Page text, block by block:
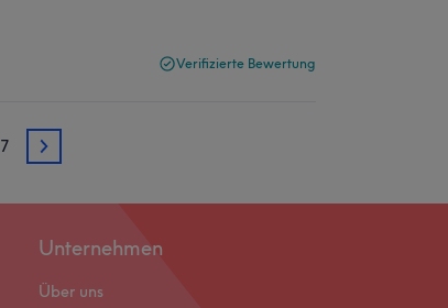
Verifizierte Bewertung
7 3
Unternehmen
Über uns